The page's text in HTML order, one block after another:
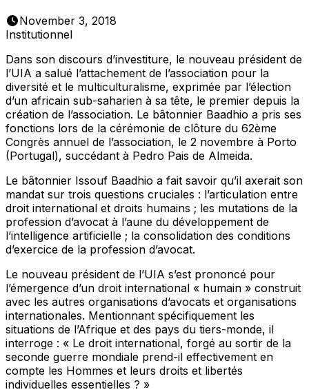
November 3, 2018
Institutionnel
Dans son discours d’investiture, le nouveau président de
l’UIA a salué l’attachement de l’association pour la
diversité et le multiculturalisme, exprimée par l’élection
d’un africain sub-saharien à sa tête, le premier depuis la
création de l’association. Le bâtonnier Baadhio a pris ses
fonctions lors de la cérémonie de clôture du 62ème
Congrès annuel de l’association, le 2 novembre à Porto
(Portugal), succédant à Pedro Pais de Almeida.
Le bâtonnier Issouf Baadhio a fait savoir qu’il axerait son
mandat sur trois questions cruciales : l’articulation entre
droit international et droits humains ; les mutations de la
profession d’avocat à l’aune du développement de
l’intelligence artificielle ; la consolidation des conditions
d’exercice de la profession d’avocat.
Le nouveau président de l’UIA s’est prononcé pour
l’émergence d’un droit international « humain » construit
avec les autres organisations d’avocats et organisations
internationales. Mentionnant spécifiquement les
situations de l’Afrique et des pays du tiers-monde, il
interroge : « Le droit international, forgé au sortir de la
seconde guerre mondiale prend-il effectivement en
compte les Hommes et leurs droits et libertés
individuelles essentielles ? »